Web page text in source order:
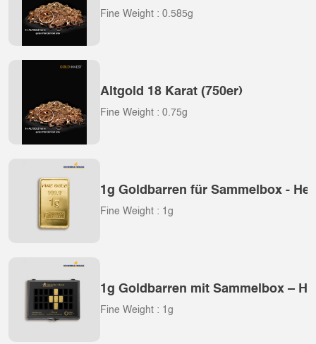
Fine Weight : 0.585g
Altgold 18 Karat (750er)
Fine Weight : 0.75g
1g Goldbarren für Sammelbox -
Fine Weight : 1g
1g Goldbarren mit Sammelbox –
Fine Weight : 1g